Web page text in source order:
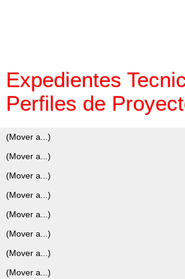
Expedientes
Perfiles de